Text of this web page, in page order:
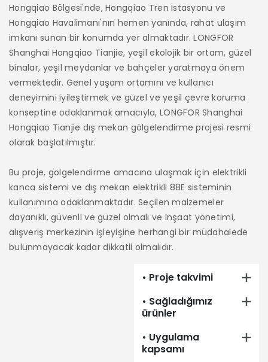
Hongqiao Bölgesi'nde, Hongqiao Tren İstasyonu ve
Hongqiao Havalimanı'nın hemen yanında, rahat ulaşım
imkanı sunan bir konumda yer almaktadır. LONGFOR
Shanghai Hongqiao Tianjie, yeşil ekolojik bir ortam, güzel
binalar, yeşil meydanlar ve bahçeler yaratmaya önem
vermektedir. Genel yaşam ortamını ve kullanıcı
deneyimini iyileştirmek ve güzel ve yeşil çevre koruma
konseptine odaklanmak amacıyla, LONGFOR Shanghai
Hongqiao Tianjie dış mekan gölgelendirme projesi resmi
olarak başlatılmıştır.
Bu proje, gölgelendirme amacına ulaşmak için elektrikli
kanca sistemi ve dış mekan elektrikli 88E sisteminin
kullanımına odaklanmaktadır. Seçilen malzemeler
dayanıklı, güvenli ve güzel olmalı ve inşaat yönetimi,
alışveriş merkezinin işleyişine herhangi bir müdahalede
bulunmayacak kadar dikkatli olmalıdır.
• Proje takvimi
• Sağladığımız
ürünler
• Uygulama
kapsamı